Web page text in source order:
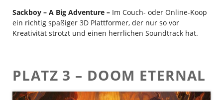
Sackboy – A Big Adventure – Im Couch- oder Online-Koop
ein richtig spaßiger 3D Plattformer, der nur so vor
Kreativität strotzt und einen herrlichen Soundtrack hat.
PLATZ 3 – DOOM ETERNAL